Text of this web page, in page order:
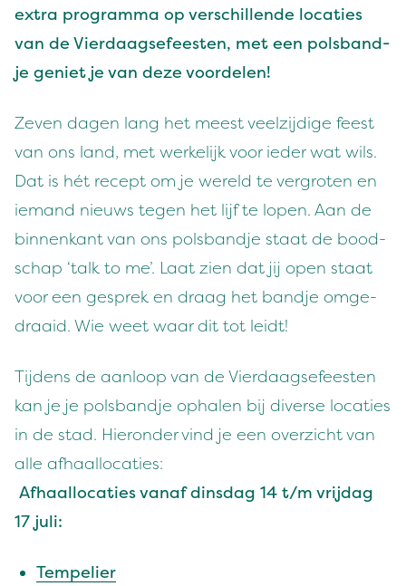
extra pro­gram­ma op ver­schil­lende locaties
van de Vier­daagse­feesten, met een pols­band­
je geni­et je van deze voordelen!
Zeven dagen lang het meest veelz­i­jdi­ge feest
van ons land, met werke­lijk voor ieder wat wils.
Dat is hét recept om je wereld te ver­groten en
iemand nieuws tegen het lijf te lopen. Aan de
bin­nenkant van ons pols­band­je staat de bood­
schap ‘talk to me’. Laat zien dat jij open staat
voor een gesprek en draag het band­je omge­
draaid. Wie weet waar dit tot leidt!
Tij­dens de aan­loop van de Vier­daagse­feesten
kan je je pols­band­je ophalen bij diverse locaties
in de stad. Hieron­der vind je een overzicht van
alle afhaal­lo­caties:
Afhaal­lo­caties vanaf dins­dag 14 t/​m vri­jdag
17 juli:
Tem­pe­lier